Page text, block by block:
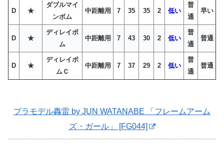
D ★
ダブルマイ
ンボム
中距離用 7 35 35 2 低い
普
通
早い
D ★
ディレイボ
ム
中距離用 7 43 30 2 低い
普
通
普通
D ★
ディレイボ
ムＣ
中距離用 7 37 29 2 低い
普
通
普通
プラモデル轟雷 by JUN WATANABE 「フレームアーム
ズ・ガール」 [FG044]